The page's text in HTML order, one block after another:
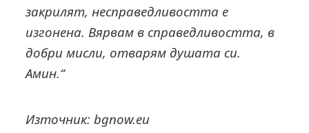
закрилят, несправедливостта е
изгонена. Вярвам в справедливостта, в
добри мисли, отварям душата си.
Амин.“
Източник: bgnow.eu